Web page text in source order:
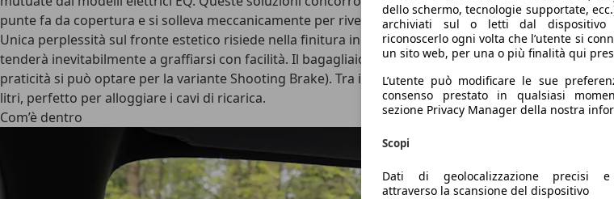
dello schermo, tecnologie supportate,
archiviati sul o letti dal dispositivo
riconoscerlo ogni volta che l’utente si
un sito web, per una o più finalità qui
L’utente può modificare le sue
consenso prestato in qualsiasi
sezione Privacy Manager della nostra
Scopi
Dati di geolocalizzazione precisi e
attraverso la scansione del dispositivo
punte fa da copertura e si solleva meccanicamente per rivelare la retrocamera di parcheggio.
Unica perplessità sul fronte estetico risiede nella finitura in plastica nera lucida (Piano Black) che
tenderà inevitabilmente a graffiarsi con facilità. Il bagagliaio principaleè regolare ma limitato a 405
praticità si può optare per la variante Shooting Brake). Tra i pregi di questa variante elettrica al
litri, perfetto per alloggiare i cavi di ricarica.
Com’è dentro